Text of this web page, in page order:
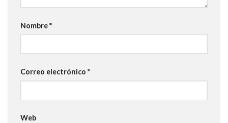
Nombre*
Correo electrónico *
Web